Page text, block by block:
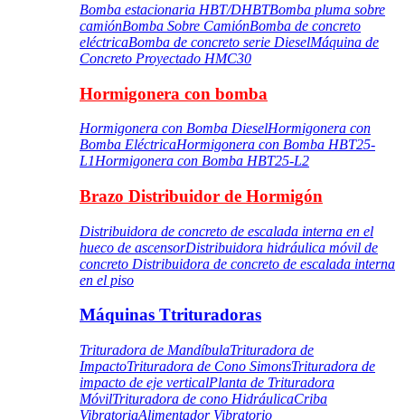
Bomba estacionaria HBT/DHBTBomba pluma sobre
camiónBomba Sobre CamiónBomba de concreto
eléctricaBomba de concreto serie DieselMáquina de
Concreto Proyectado HMC30
Hormigonera con bomba
Hormigonera con Bomba DieselHormigonera con
Bomba EléctricaHormigonera con Bomba HBT25-
L1Hormigonera con Bomba HBT25-L2
Brazo Distribuidor de Hormigón
Distribuidora de concreto de escalada interna en el
hueco de ascensorDistribuidora hidráulica móvil de
concreto Distribuidora de concreto de escalada interna
en el piso
Máquinas Ttrituradoras
Trituradora de MandíbulaTrituradora de
ImpactoTrituradora de Cono SimonsTrituradora de
impacto de eje verticalPlanta de Trituradora
MóvilTrituradora de cono HidráulicaCriba
VibratoriaAlimentador Vibratorio